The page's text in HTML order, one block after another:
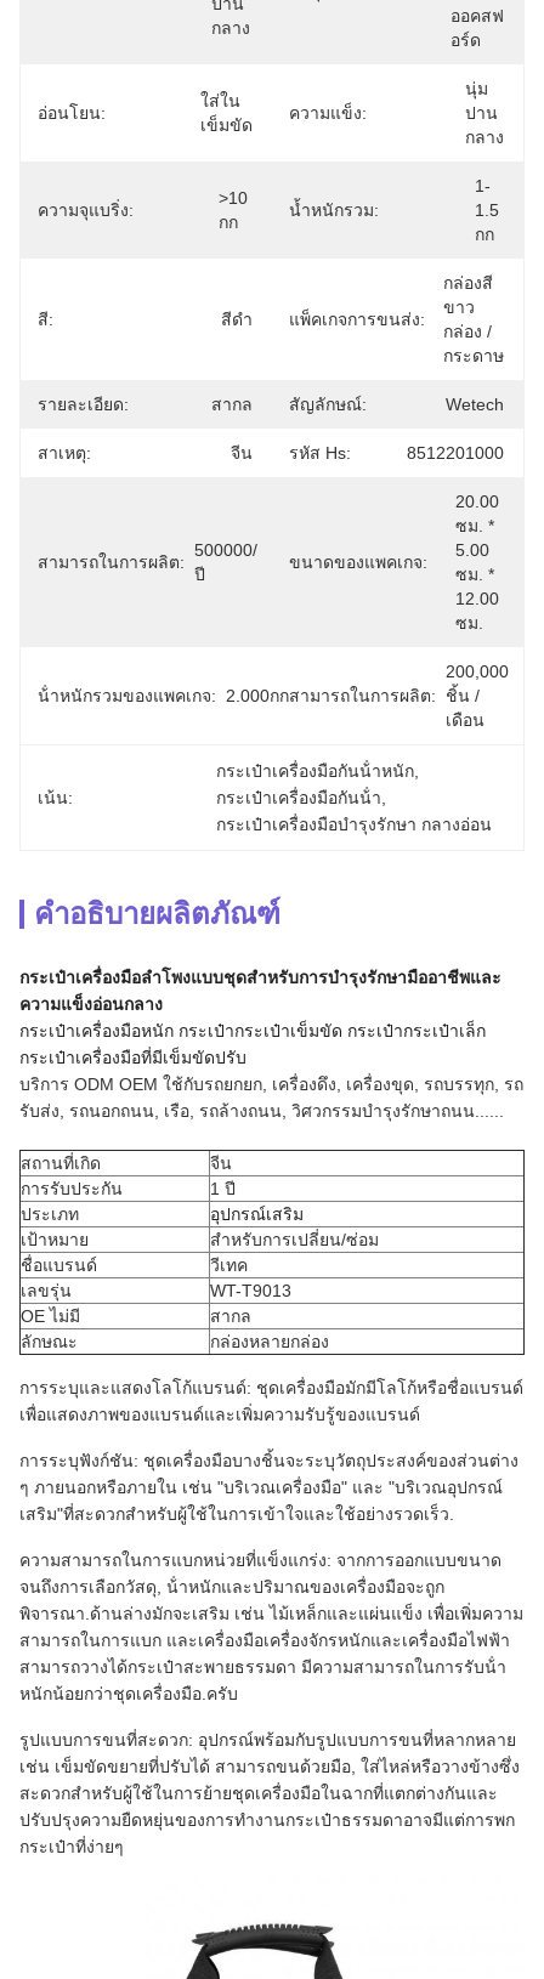
กลาง
ออคสฟ
อร์ด
อ่อนโยน:
ใส่ใน
เข็มขัด
ความแข็ง:
นุ่ม
ปาน
กลาง
ความจุแบริ่ง:
>10
กก
น้ำหนักรวม:
1-
1.5
กก
สี: สีดำ แพ็คเกจการขนส่ง:
กล่องสี
ขาว
กล่อง /
กระดาษ
รายละเอียด: สากล สัญลักษณ์: Wetech
สาเหตุ: จีน รหัส Hs: 8512201000
สามารถในการผลิต:
500000/
ปี
ขนาดของแพคเกจ:
20.00
ซม. *
5.00
ซม. *
12.00
ซม.
น้ําหนักรวมของแพคเกจ: 2.000กกสามารถในการผลิต:
200,000
ชิ้น /
เดือน
เน้น:
กระเป๋าเครื่องมือกันน้ําหนัก
กระเป๋าเครื่องมือกันน้ํา
กระเป๋าเครื่องมือบํารุงรักษา กลางอ่อน
คำอธิบายผลิตภัณฑ์
กระเป๋าเครื่องมือลําโพงแบบชุดสําหรับการบํารุงรักษามืออาชีพและ
ความแข็งอ่อนกลาง
กระเป๋าเครื่องมือหนัก กระเป๋ากระเป๋าเข็มขัด กระเป๋ากระเป๋าเล็ก
กระเป๋าเครื่องมือที่มีเข็มขัดปรับ
บริการ ODM OEM ใช้กับรถยกยก, เครื่องดึง, เครื่องขุด, รถบรรทุก, รถ
รับส่ง, รถนอกถนน, เรือ, รถล้างถนน, วิศวกรรมบํารุงรักษาถนน......
สถานที่เกิด
จีน
การรับประกัน
1 ปี
ประเภท
อุปกรณ์เสริม
เป้าหมาย
สําหรับการเปลี่ยน/ซ่อม
ชื่อแบรนด์
วีเทค
เลขรุ่น
WT-T9013
OE ไม่มี
สากล
ลักษณะ
กล่องหลายกล่อง
การระบุและแสดงโลโก้แบรนด์: ชุดเครื่องมือมักมีโลโก้หรือชื่อแบรนด์
เพื่อแสดงภาพของแบรนด์และเพิ่มความรับรู้ของแบรนด์
การระบุฟังก์ชัน: ชุดเครื่องมือบางชิ้นจะระบุวัตถุประสงค์ของส่วนต่าง
ๆ ภายนอกหรือภายใน เช่น "บริเวณเครื่องมือ" และ "บริเวณอุปกรณ์
เสริม"ที่สะดวกสําหรับผู้ใช้ในการเข้าใจและใช้อย่างรวดเร็ว.
ความสามารถในการแบกหน่วยที่แข็งแกร่ง: จากการออกแบบขนาด
จนถึงการเลือกวัสดุ, น้ําหนักและปริมาณของเครื่องมือจะถูก
พิจารณา. ด้านล่างมักจะเสริม เช่น ไม้เหล็กและแผ่นแข็ง เพื่อเพิ่มความ
สามารถในการแบก และเครื่องมือเครื่องจักรหนักและเครื่องมือไฟฟ้า
สามารถวางได้กระเป๋าสะพายธรรมดา มีความสามารถในการรับน้ํา
หนักน้อยกว่าชุดเครื่องมือ. ครับ
รูปแบบการขนที่สะดวก: อุปกรณ์พร้อมกับรูปแบบการขนที่หลากหลาย
เช่น เข็มขัดขยายที่ปรับได้ สามารถขนด้วยมือ, ใส่ไหล่หรือวางข้างซึ่ง
สะดวกสําหรับผู้ใช้ในการย้ายชุดเครื่องมือในฉากที่แตกต่างกันและ
ปรับปรุงความยืดหยุ่นของการทํางานกระเป๋าธรรมดาอาจมีแต่การพก
กระเป๋าที่ง่ายๆ